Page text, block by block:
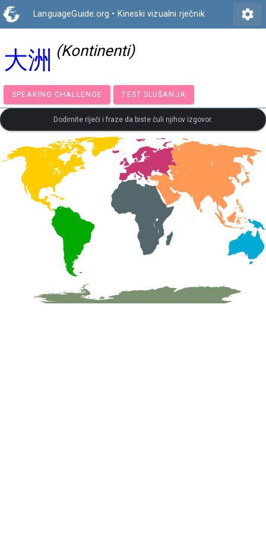
LanguageGuide.org • Kineski vizualni rječnik settings
大洲 (Kontinenti)
SPEAKING CHALLENGE TEST SLUŠANJA
Dodirnite riječi i fraze da biste čuli njihov izgovor.